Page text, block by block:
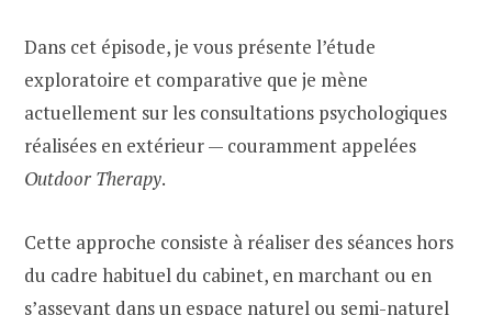
Dans cet épisode, je vous présente l’étude
exploratoire et comparative que je mène
actuellement sur les consultations psychologiques
réalisées en extérieur — couramment appelées
Outdoor Therapy.
Cette approche consiste à réaliser des séances hors
du cadre habituel du cabinet, en marchant ou en
s’asseyant dans un espace naturel ou semi-naturel